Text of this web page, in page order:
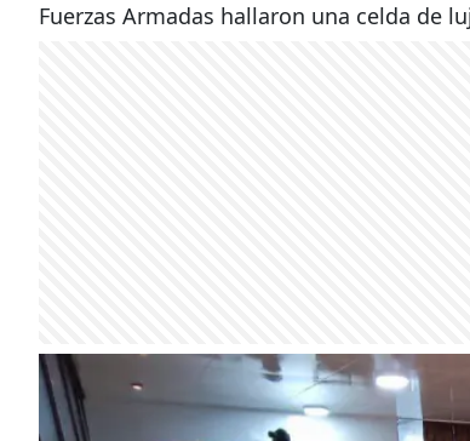
Fuerzas Armadas hallaron una celda de